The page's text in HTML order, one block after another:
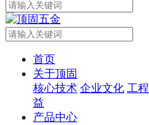
首页
关于顶固
核心技术 企业文化 工
益
产品中心